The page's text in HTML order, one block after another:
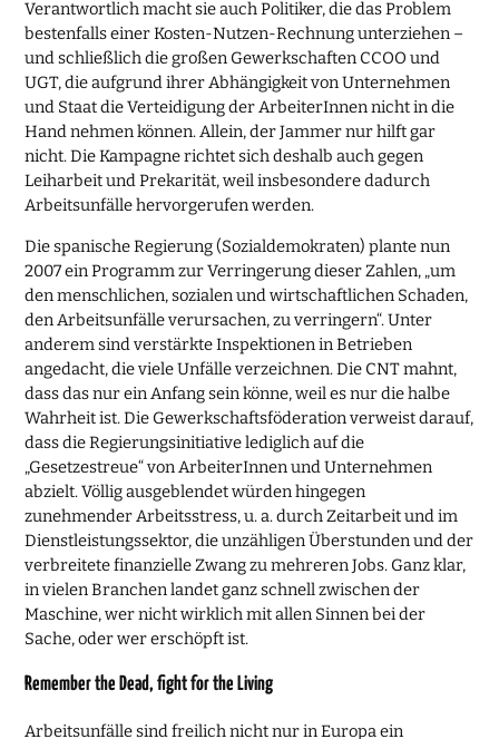
Verantwortlich macht sie auch Politiker, die das Problem
bestenfalls einer Kosten-Nutzen-Rechnung unterziehen –
und schließlich die großen Gewerkschaften CCOO und
UGT, die aufgrund ihrer Abhängigkeit von Unternehmen
und Staat die Verteidigung der ArbeiterInnen nicht in die
Hand nehmen können. Allein, der Jammer nur hilft gar
nicht. Die Kampagne richtet sich deshalb auch gegen
Leiharbeit und Prekarität, weil insbesondere dadurch
Arbeitsunfälle hervorgerufen werden.
Die spanische Regierung (Sozialdemokraten) plante nun
2007 ein Programm zur Verringerung dieser Zahlen, „um
den menschlichen, sozialen und wirtschaftlichen Schaden,
den Arbeitsunfälle verursachen, zu verringern“. Unter
anderem sind verstärkte Inspektionen in Betrieben
angedacht, die viele Unfälle verzeichnen. Die CNT mahnt,
dass das nur ein Anfang sein könne, weil es nur die halbe
Wahrheit ist. Die Gewerkschaftsföderation verweist darauf,
dass die Regierungsinitiative lediglich auf die
„Gesetzestreue“ von ArbeiterInnen und Unternehmen
abzielt. Völlig ausgeblendet würden hingegen
zunehmender Arbeitsstress, u. a. durch Zeitarbeit und im
Dienstleistungssektor, die unzähligen Überstunden und der
verbreitete finanzielle Zwang zu mehreren Jobs. Ganz klar,
in vielen Branchen landet ganz schnell zwischen der
Maschine, wer nicht wirklich mit allen Sinnen bei der
Sache, oder wer erschöpft ist.
Remember the Dead, fight for the Living
Arbeitsunfälle sind freilich nicht nur in Europa ein